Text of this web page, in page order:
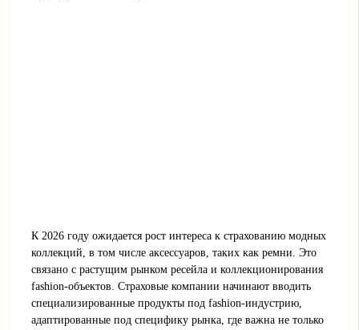
К 2026 году ожидается рост интереса к страхованию модных
коллекций, в том числе аксессуаров, таких как ремни. Это
связано с растущим рынком ресейла и коллекционирования
fashion-объектов. Страховые компании начинают вводить
специализированные продукты под fashion-индустрию,
адаптированные под специфику рынка, где важна не только